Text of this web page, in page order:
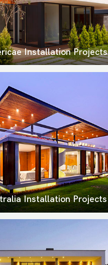
Installation Projects
Installation Projects